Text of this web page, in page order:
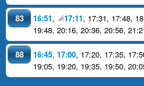
83 16:51, 17:11, 17:31, 17:48,
19:48, 20:16, 20:36, 20:56,
88 16:45, 17:00, 17:20, 17:35,
19:05, 19:20, 19:35, 19:50,